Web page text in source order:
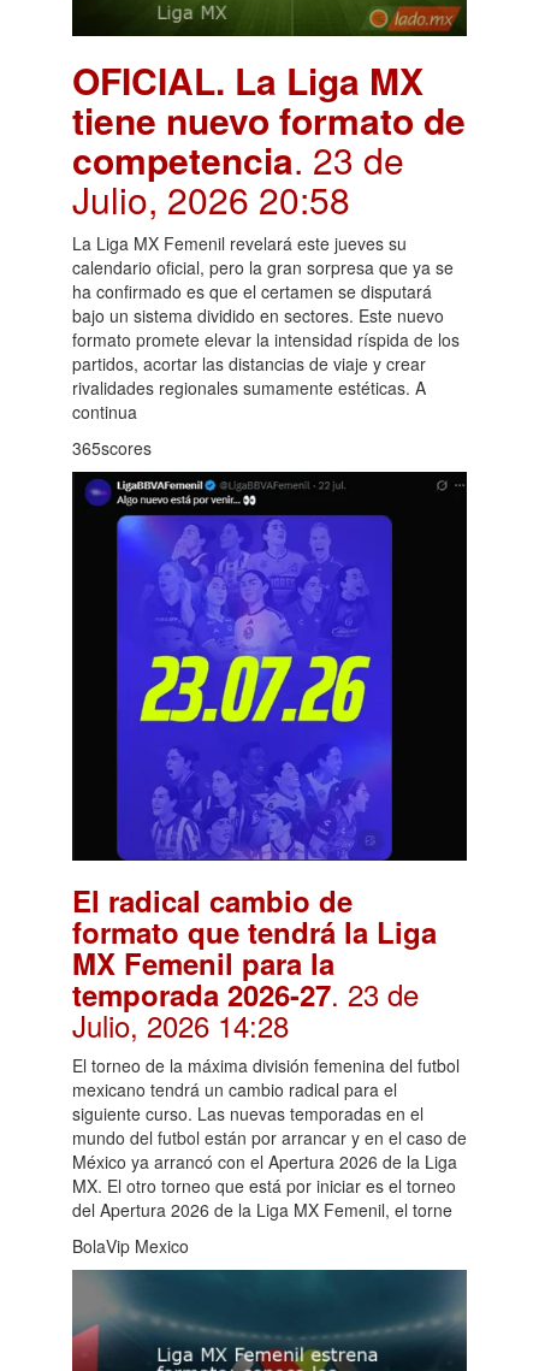
OFICIAL. La Liga MX
tiene nuevo formato de
competencia. 23 de
Julio, 2026 20:58
La Liga MX Femenil revelará este jueves su
calendario oficial, pero la gran sorpresa que ya se
ha confirmado es que el certamen se disputará
bajo un sistema dividido en sectores. Este nuevo
formato promete elevar la intensidad ríspida de los
partidos, acortar las distancias de viaje y crear
rivalidades regionales sumamente estéticas. A
continua
365scores
El radical cambio de
formato que tendrá la Liga
MX Femenil para la
temporada 2026-27. 23 de
Julio, 2026 14:28
El torneo de la máxima división femenina del futbol
mexicano tendrá un cambio radical para el
siguiente curso. Las nuevas temporadas en el
mundo del futbol están por arrancar y en el caso de
México ya arrancó con el Apertura 2026 de la Liga
MX. El otro torneo que está por iniciar es el torneo
del Apertura 2026 de la Liga MX Femenil, el torne
BolaVip Mexico